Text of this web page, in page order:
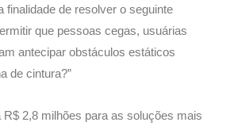
finalidade de resolver o seguinte
que pessoas cegas, usuárias
antecipar obstáculos estáticos
de cintura?”
R$ 2,8 milhões para as soluções mais